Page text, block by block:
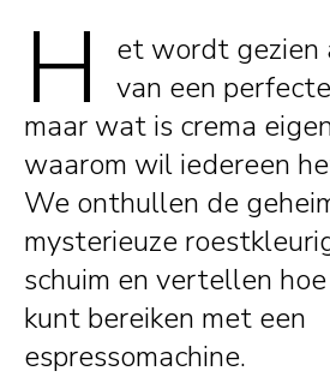
H
et wordt gezien
van een
maar wat is crema
waarom wil iedereen
We onthullen de
mysterieuze
schuim en vertellen
kunt bereiken met een
espressomachine.